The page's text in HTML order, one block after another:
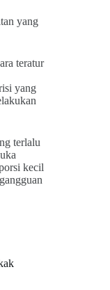
yang
teratur
yang
terlalu
kecil